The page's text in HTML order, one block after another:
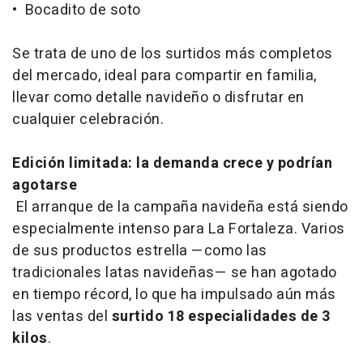
• Bocadito de soto
Se trata de uno de los surtidos más completos
del mercado, ideal para compartir en familia,
llevar como detalle navideño o disfrutar en
cualquier celebración.
Edición limitada: la demanda crece y podrían
agotarse
El arranque de la campaña navideña está siendo
especialmente intenso para La Fortaleza. Varios
de sus productos estrella —como las
tradicionales latas navideñas— se han agotado
en tiempo récord, lo que ha impulsado aún más
las ventas del surtido 18 especialidades de 3
kilos.